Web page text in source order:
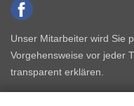
Unser Mitarbeiter wird Sie
Vorgehensweise vor jeder
transparent erklären.